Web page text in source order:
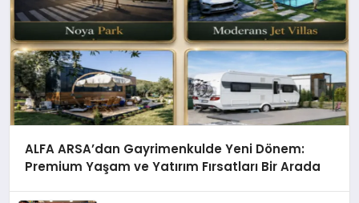
ALFA ARSA’dan Gayrimenkulde Yeni Dönem:
Premium Yaşam ve Yatırım Fırsatları Bir Arada